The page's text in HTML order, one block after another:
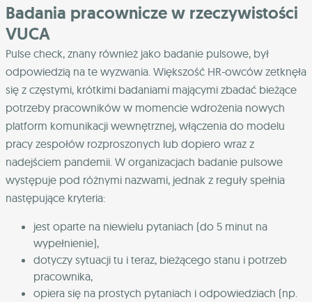
Badania pracownicze w rzeczywistości
VUCA
Pulse check, znany również jako badanie pulsowe, był
odpowiedzią na te wyzwania. Większość HR-owców zetknęła
się z częstymi, krótkimi badaniami mającymi zbadać bieżące
potrzeby pracowników w momencie wdrożenia nowych
platform komunikacji wewnętrznej, włączenia do modelu
pracy zespołów rozproszonych lub dopiero wraz z
nadejściem pandemii. W organizacjach badanie pulsowe
występuje pod różnymi nazwami, jednak z reguły spełnia
następujące kryteria:
jest oparte na niewielu pytaniach (do 5 minut na
wypełnienie),
dotyczy sytuacji tu i teraz, bieżącego stanu i potrzeb
pracownika,
opiera się na prostych pytaniach i odpowiedziach (np.